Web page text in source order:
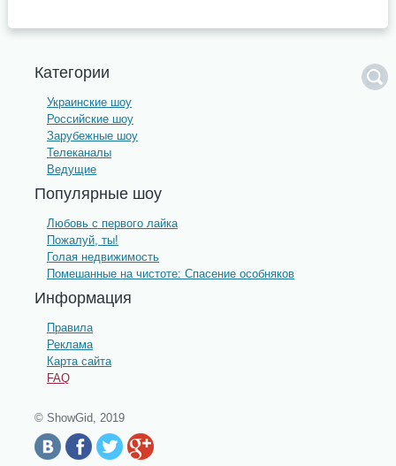
Категории
Украинские шоу
Российские шоу
Зарубежные шоу
Телеканалы
Ведущие
Популярные шоу
Любовь с первого лайка
Пожалуй, ты!
Голая недвижимость
Помешанные на чистоте: Спасение особняков
Информация
Правила
Реклама
Карта сайта
FAQ
© ShowGid, 2019